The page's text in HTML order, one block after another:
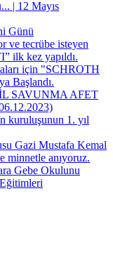
| 12 Mayıs
Günü
ve tecrübe isteyen
ilk kez yapıldı.
için "SCHROTH
Başlandı.
SAVUNMA AFET
kuruluşunun 1. yıl
Gazi Mustafa Kemal
minnetle anıyoruz.
Gebe Okulunu